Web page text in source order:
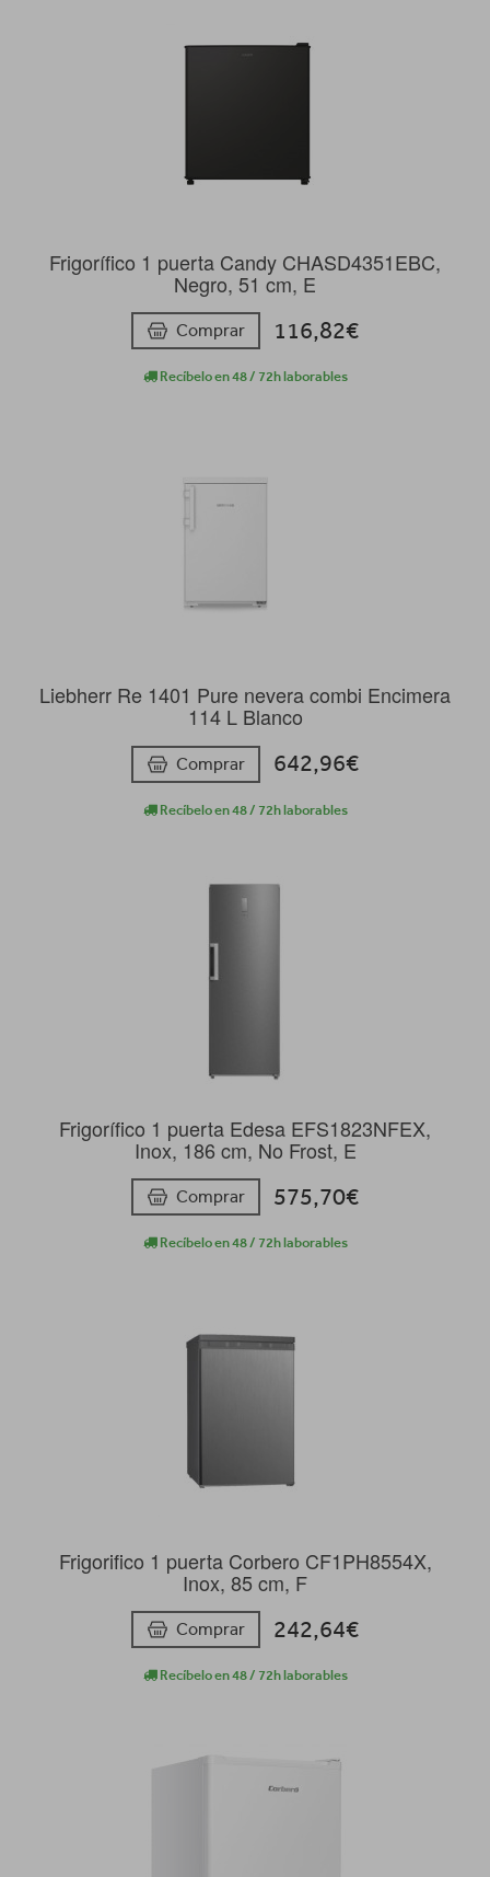
Frigorífico 1 puerta Candy CHASD4351EBC,
Negro, 51 cm, E
Comprar 116,82€
Recíbelo en 48 / 72h laborables
Liebherr Re 1401 Pure nevera combi Encimera
114 L Blanco
Comprar 642,96€
Recíbelo en 48 / 72h laborables
Frigorífico 1 puerta Edesa EFS1823NFEX,
Inox, 186 cm, No Frost, E
Comprar 575,70€
Recíbelo en 48 / 72h laborables
Frigorifico 1 puerta Corbero CF1PH8554X,
Inox, 85 cm, F
Comprar 242,64€
Recíbelo en 48 / 72h laborables